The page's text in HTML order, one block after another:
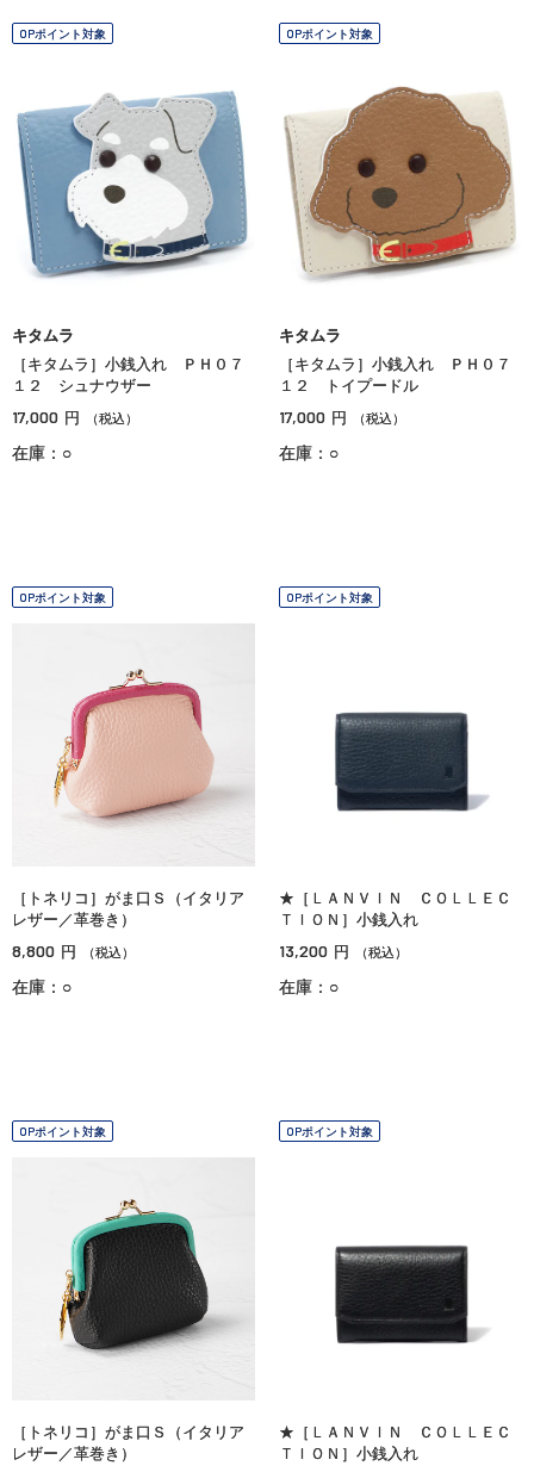
OPポイント対象
キタムラ
［キタムラ］小銭入れ ＰＨ０７
１２ シュナウザー
17,000 円 （税込）
在庫：○
OPポイント対象
キタムラ
［キタムラ］小銭入れ ＰＨ０７
１２ トイプードル
17,000 円 （税込）
在庫：○
OPポイント対象
［トネリコ］がま口Ｓ（イタリア
レザー／革巻き）
8,800 円 （税込）
在庫：○
OPポイント対象
★［ＬＡＮＶＩＮ ＣＯＬＬＥＣ
ＴＩＯＮ］小銭入れ
13,200 円 （税込）
在庫：○
OPポイント対象
［トネリコ］がま口Ｓ（イタリア
レザー／革巻き）
OPポイント対象
★［ＬＡＮＶＩＮ ＣＯＬＬＥＣ
ＴＩＯＮ］小銭入れ